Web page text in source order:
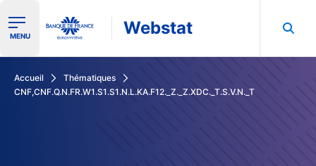
Ouvrir le menu de navigation
MENU Webstat
Accueil
Thématiques
CNF,CNF.Q.N.FR.W1.S1.S1.N.L.KA.F12._Z._Z.XDC._T.S.V.N._T